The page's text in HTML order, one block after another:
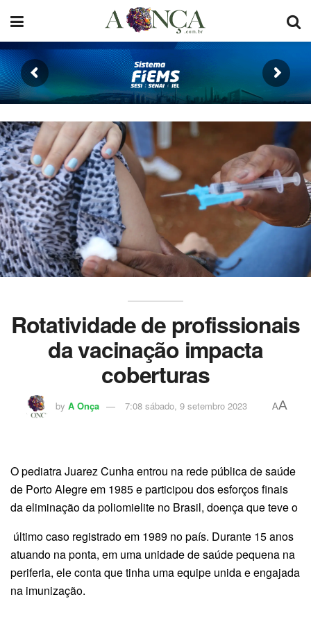
Rotatividade de profissionais
da vacinação impacta
coberturas
by A Onça 7:08 sábado, 9 setembro 2023 AA
O pediatra Juarez Cunha entrou na rede pública de saúde
de Porto Alegre em 1985 e participou dos esforços finais
da eliminação da poliomielite no Brasil, doença que teve o
último caso registrado em 1989 no país. Durante 15 anos
atuando na ponta, em uma unidade de saúde pequena na
periferia, ele conta que tinha uma equipe unida e engajada
na imunização.